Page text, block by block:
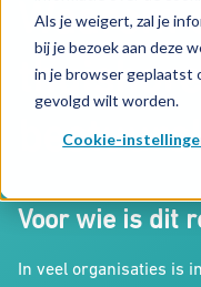
Als je weigert, zal je
bij je bezoek aan deze
in je browser geplaatst
gevolgd wilt worden.
Cookie-
Waarom
Voor wie is dit
In veel organisaties is